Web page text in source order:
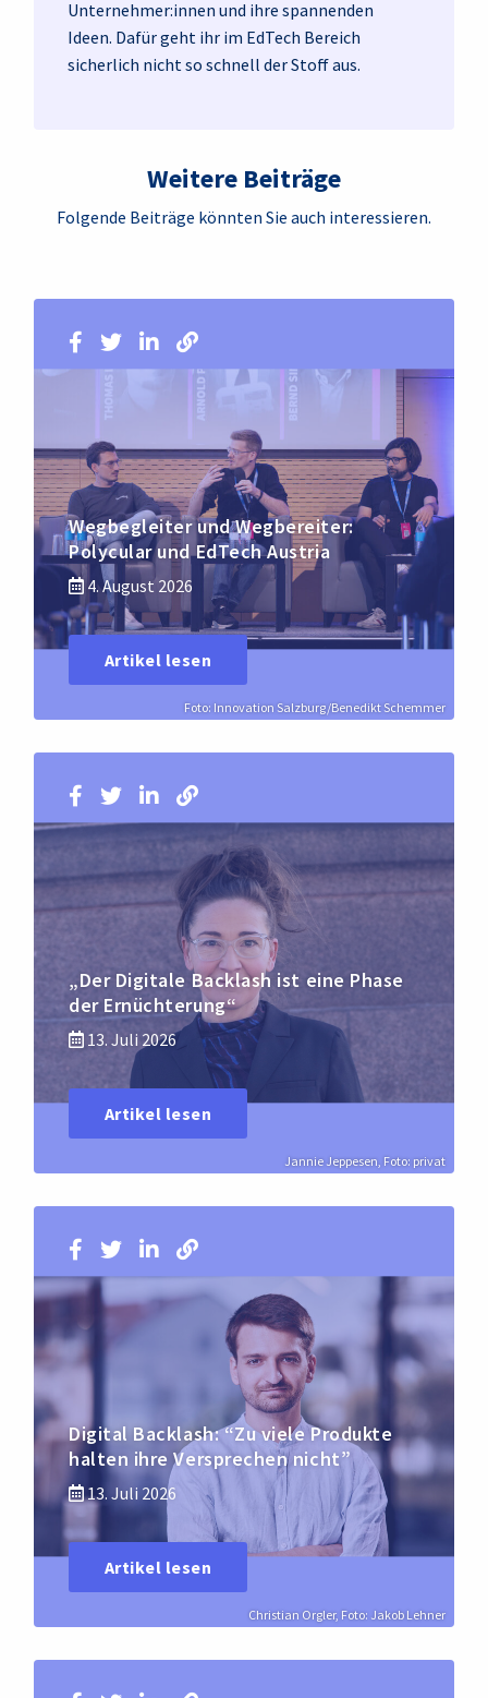
Unternehmer:innen und ihre spannenden
Ideen. Dafür geht ihr im EdTech Bereich
sicherlich nicht so schnell der Stoff aus.
Weitere Beiträge
Folgende Beiträge könnten Sie auch interessieren.
Foto: Innovation Salzburg/Benedikt Schemmer
Wegbegleiter und Wegbereiter:
Polycular und EdTech Austria
4. August 2026
Artikel lesen
Jannie Jeppesen, Foto: privat
„Der Digitale Backlash ist eine Phase
der Ernüchterung“
13. Juli 2026
Artikel lesen
Christian Orgler, Foto: Jakob Lehner
Digital Backlash: “Zu viele Produkte
halten ihre Versprechen nicht”
13. Juli 2026
Artikel lesen